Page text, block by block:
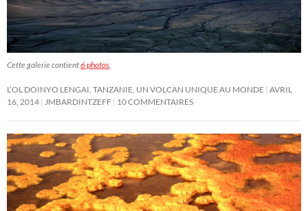
Cette galerie contient6 photos.
L’OL DOINYO LENGAI, TANZANIE, UN VOLCAN UNIQUE AU MONDE AVRIL
16, 2014 JMBARDINTZEFF 10 COMMENTAIRES